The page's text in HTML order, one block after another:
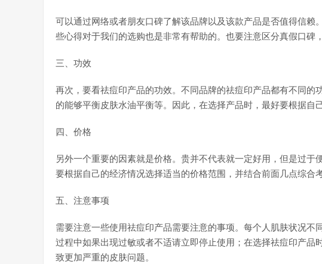
可以通过网络或者朋友口碑了解该品牌以及该款产品是否值得信赖
些心得对于我们的选购也是非常有帮助的。也要注意区分真假口碑
三、功效
再次，要看祛痘印产品的功效。不同品牌的祛痘印产品都有不同的
的能够平衡皮肤水油平衡等。因此，在选择产品时，最好要根据自
四、价格
另外一个重要的因素就是价格。贵并不代表就一定好用，但是过
要根据自己的经济情况选择适当的价格范围，并结合前面几点综合考
五、注意事项
需要注意一些使用祛痘印产品需要注意的事项。每个人肌肤状况不
过程中如果出现过敏或者不适请立即停止使用；在选择祛痘印产品
致更加严重的皮肤问题。